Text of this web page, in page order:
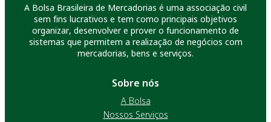
A Bolsa Brasileira de Mercadorias é uma associação civil
sem fins lucrativos e tem como principais objetivos
organizar, desenvolver e prover o funcionamento de
sistemas que permitem a realização de negócios com
mercadorias, bens e serviços.
Sobre nós
A Bolsa
Nossos Serviços